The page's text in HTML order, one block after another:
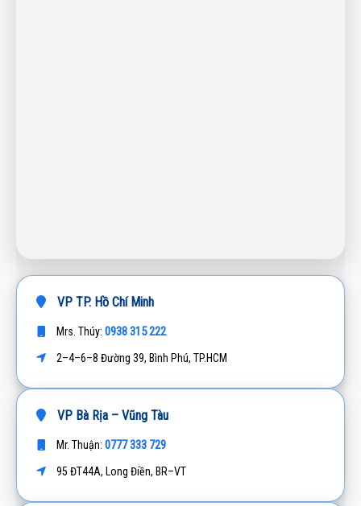
VP TP. Hồ Chí Minh
Mrs. Thúy: 0938 315 222
2–4–6–8 Đường 39, Bình Phú, TP.HCM
VP Bà Rịa – Vũng Tàu
Mr. Thuận: 0777 333 729
95 ĐT44A, Long Điền, BR–VT